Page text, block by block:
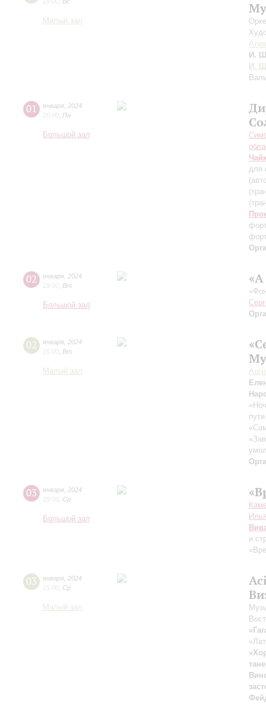
Малый зал
И.
И.
01 января 2024
20:00 Пн
Большой зал
для
02 января 2024
19:00 Вт
Большой зал
«А
02 января 2024
15:00 Вт
Малый зал
03 января 2024
19:00 Ср
Большой зал
и
03 января 2024
15:00 Ср
Малый зал